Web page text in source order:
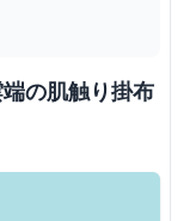
の肌触り掛布